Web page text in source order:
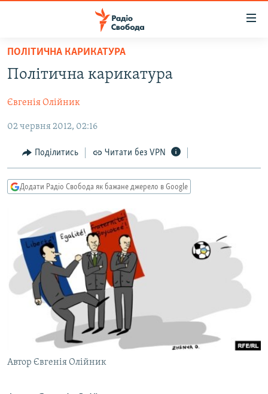
Перейти
основного
Перейти
до
навігації
Перейти
до
пошуку
СТАТТІ
ПОЛІТИКА
ЕКОНОМІКА
СУСПІЛЬСТВО
КУЛЬТУРА
УКРАЇНА
СВІТ
ВІЙНА
РОСІЙСЬКА «ФІЛЬТРАЦІЯ»
ДОНБАС.РЕАЛІЇ
КРИМ.РЕАЛІЇ
СХЕМИ
КИТАЙ.ВИКЛИКИ
МУЛЬТИМЕДІА
ФОТО
СПЕЦПРОЄКТИ
ПОДКАСТИ
РУС
ПОЛІТИЧНА КАРИКАТУРА
Політична карикатура
Євгенія Олійник
02 червня 2012, 02:16
Поділитись Читати без VPN
Додати Радіо Свобода як бажане джерело в Google
Автор Євгенія Олійник